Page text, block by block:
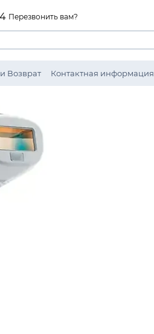
Перезвонить вам?
Возврат Контактная информация